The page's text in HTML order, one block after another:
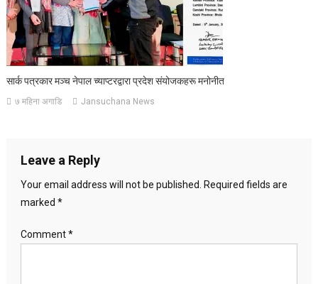
सार्क पत्रकार मञ्च नेपाल च्याप्टरद्वारा प्रदेश संयोजकहरू मनोनीत
७ महिना अगाडि Jansuchana News
Leave a Reply
Your email address will not be published.
Required fields are
marked *
Comment*